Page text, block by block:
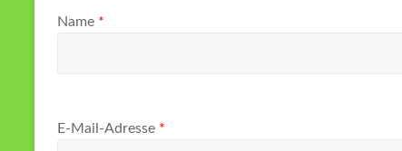
Name *
E-Mail-Adresse *